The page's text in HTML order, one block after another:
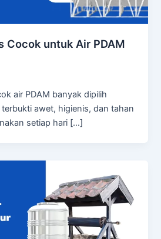
Cocok untuk Air PDAM
air PDAM banyak dipilih
awet, higienis, dan tahan
setiap hari […]